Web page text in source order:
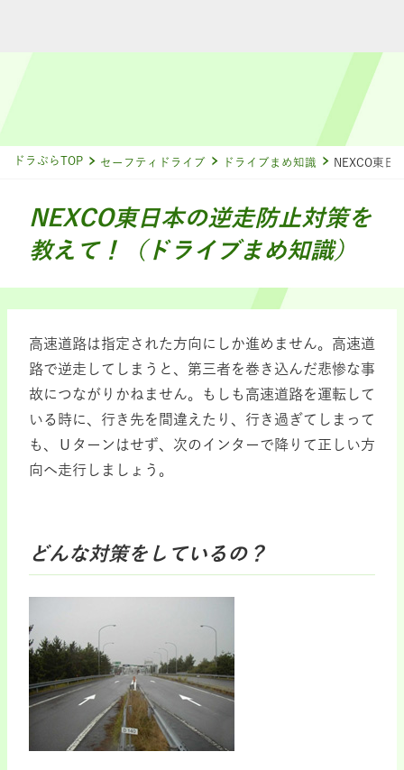
ドラぷらTOP セーフティドライブ ドライブまめ知識 NEXCO東日
NEXCO東日本の逆走防止対策を
教えて！（ドライブまめ知識）
高速道路は指定された方向にしか進めません。高速道
路で逆走してしまうと、第三者を巻き込んだ悲惨な事
故につながりかねません。もしも高速道路を運転して
いる時に、行き先を間違えたり、行き過ぎてしまって
も、Ｕターンはせず、次のインターで降りて正しい方
向へ走行しましょう。
どんな対策をしているの？